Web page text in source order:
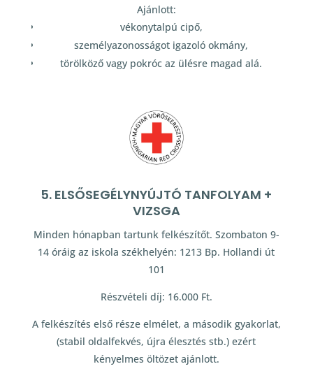
Ajánlott:
vékonytalpú cipő,
személyazonosságot igazoló okmány,
törölköző vagy pokróc az ülésre magad alá.
5. ELSŐSEGÉLYNYÚJTÓ TANFOLYAM +
VIZSGA
Minden hónapban tartunk felkészítőt. Szombaton 9-
14 óráig az iskola székhelyén: 1213 Bp. Hollandi út
101
Részvételi díj: 16.000 Ft.
A felkészítés első része elmélet, a második gyakorlat,
(stabil oldalfekvés, újra élesztés stb.) ezért
kényelmes öltözet ajánlott.